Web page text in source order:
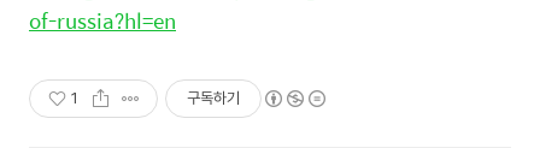
of-russia?hl=en
1 구독하기